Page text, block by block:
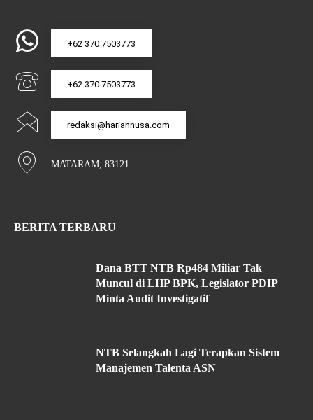
+62 370 7503773
+62 370 7503773
redaksi@hariannusa.com
MATARAM, 83121
BERITA TERBARU
Dana BTT NTB Rp484 Miliar Tak
Muncul di LHP BPK, Legislator PDIP
Minta Audit Investigatif
NTB Selangkah Lagi Terapkan Sistem
Manajemen Talenta ASN